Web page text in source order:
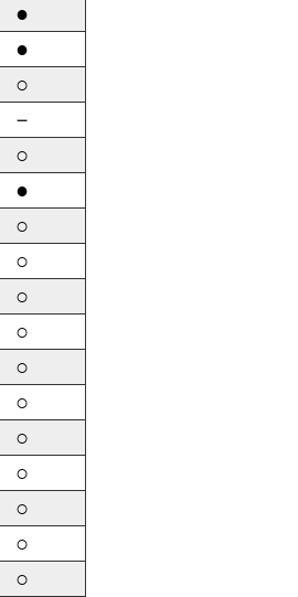
●
●
○
－
○
●
○
○
○
○
○
○
○
○
○
○
○